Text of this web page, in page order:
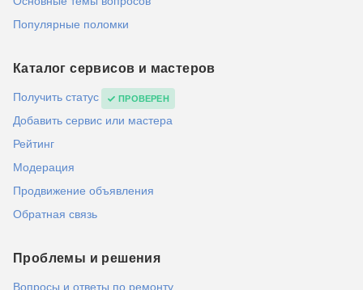
Популярные поломки
Каталог сервисов и мастеров
Получить статус ПРОВЕРЕН
Добавить сервис или мастера
Рейтинг
Модерация
Продвижение объявления
Обратная связь
Проблемы и решения
Вопросы и ответы по ремонту